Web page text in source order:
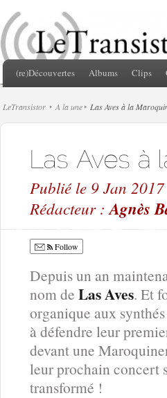
(re)Découvertes Albums Clips
LeTransistor A la une Las Aves à la
Publié le 9 Jan 2017
Rédacteur :Agnès
Follow
Depuis un an
nom de Las Aves. Et
organique aux
à défendre leur
devant une
leur prochain concert
transformé !